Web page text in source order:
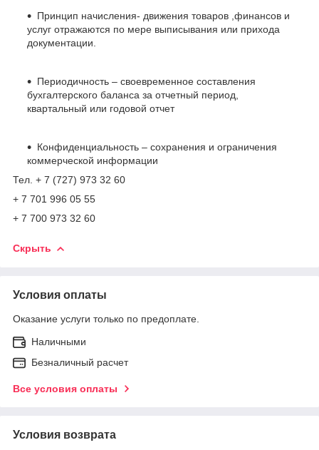
Принцип начисления- движения товаров ,финансов и
услуг отражаются по мере выписывания или прихода
документации.
Периодичность – своевременное составления
бухгалтерского баланса за отчетный период,
квартальный или годовой отчет
Конфиденциальность – сохранения и ограничения
коммерческой информации
Тел. + 7 (727) 973 32 60
+ 7 701 996 05 55
+ 7 700 973 32 60
Скрыть
Условия оплаты
Оказание услуги только по предоплате.
Наличными
Безналичный расчет
Все условия оплаты
Условия возврата